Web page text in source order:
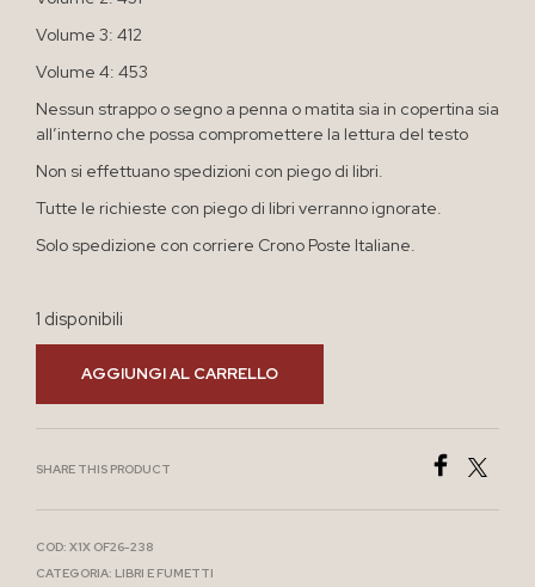
Volume 3: 412
Volume 4: 453
Nessun strappo o segno a penna o matita sia in copertina sia
all’interno che possa compromettere la lettura del testo
Non si effettuano spedizioni con piego di libri.
Tutte le richieste con piego di libri verranno ignorate.
Solo spedizione con corriere Crono Poste Italiane.
1 disponibili
AGGIUNGI AL CARRELLO
SHARE THIS PRODUCT
COD: X1X OF26-238
CATEGORIA: LIBRI E FUMETTI